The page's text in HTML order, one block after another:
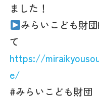
ました！
みらいこども財
て
https://
e/
#みらいこども財